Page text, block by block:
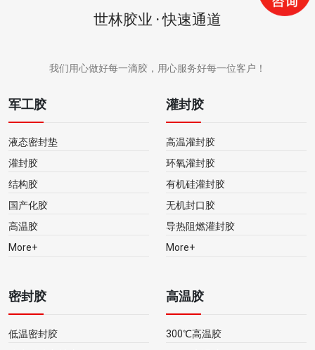
世林胶业 · 快速通道
我们用心做好每一滴胶，用心服务好每一位客户！
军工胶
液态密封垫
灌封胶
结构胶
国产化胶
高温胶
More+
灌封胶
高温灌封胶
环氧灌封胶
有机硅灌封胶
无机封口胶
导热阻燃灌封胶
More+
密封胶
低温密封胶
高温胶
300℃高温胶